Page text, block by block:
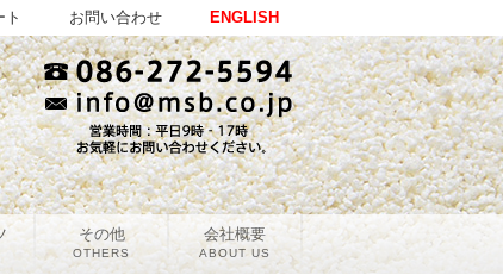
その他
OTHERS
会社概要
ABOUT US
ENGLISH
お問い合わせ
ト